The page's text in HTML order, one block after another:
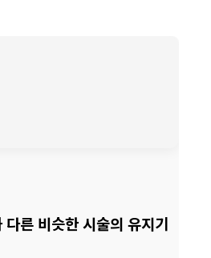
다른 비슷한 시술의 유지기